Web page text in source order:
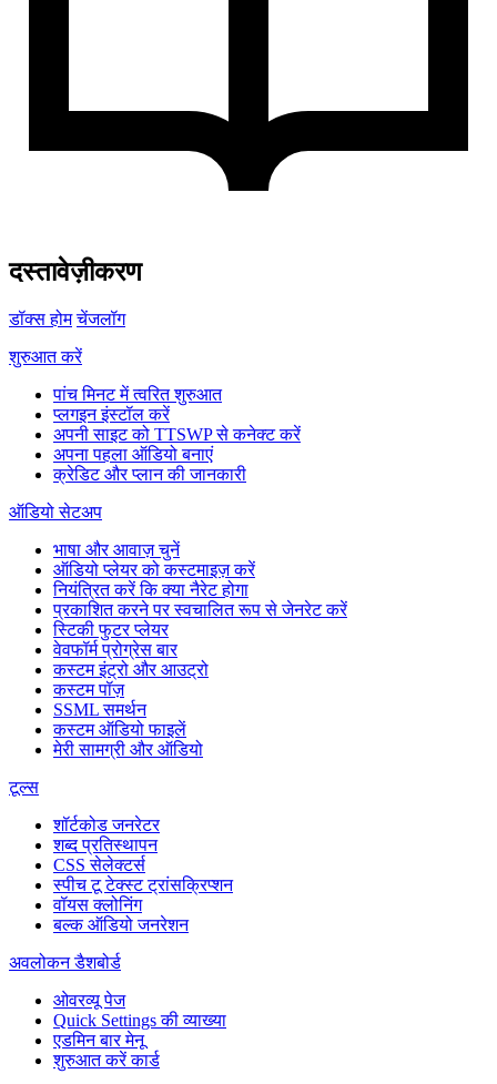
दस्तावेज़ीकरण
डॉक्स होम चेंजलॉग
शुरुआत करें
पांच मिनट में त्वरित शुरुआत
प्लगइन इंस्टॉल करें
अपनी साइट को TTSWP से कनेक्ट करें
अपना पहला ऑडियो बनाएं
क्रेडिट और प्लान की जानकारी
ऑडियो सेटअप
भाषा और आवाज़ चुनें
ऑडियो प्लेयर को कस्टमाइज़ करें
नियंत्रित करें कि क्या नैरेट होगा
प्रकाशित करने पर स्वचालित रूप से जेनरेट करें
स्टिकी फुटर प्लेयर
वेवफॉर्म प्रोग्रेस बार
कस्टम इंट्रो और आउट्रो
कस्टम पॉज़
SSML समर्थन
कस्टम ऑडियो फाइलें
मेरी सामग्री और ऑडियो
टूल्स
शॉर्टकोड जनरेटर
शब्द प्रतिस्थापन
CSS सेलेक्टर्स
स्पीच टू टेक्स्ट ट्रांसक्रिप्शन
वॉयस क्लोनिंग
बल्क ऑडियो जनरेशन
अवलोकन डैशबोर्ड
ओवरव्यू पेज
Quick Settings की व्याख्या
एडमिन बार मेनू
शुरुआत करें कार्ड